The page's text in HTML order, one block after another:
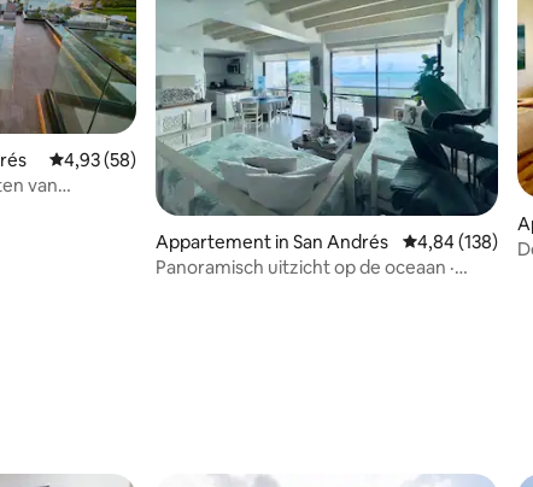
Gemiddelde beoordeling van 4,93 uit 5, 58 recensies
4,93 (58)
van
Appartement in San Andrés Gemiddelde
4,84 (138)
Panoramisch uitzicht op de oceaan ·